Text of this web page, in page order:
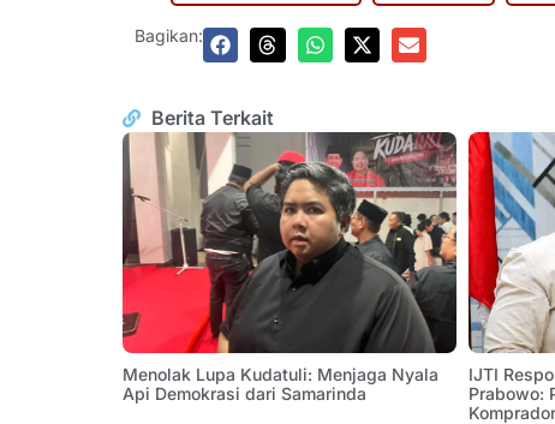
Bagikan:
Berita Terkait
Menolak Lupa Kudatuli: Menjaga Nyala
Api Demokrasi dari Samarinda
IJTI
Prabowo: